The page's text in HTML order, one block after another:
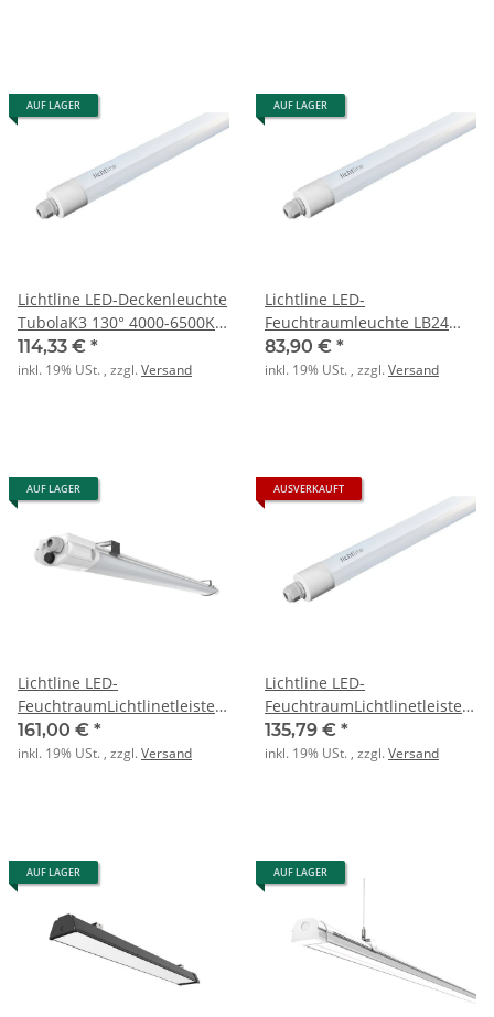
AUF LAGER
Lichtline LED-Deckenleuchte
TubolaK3 130° 4000-6500K
45W 7000lm IP65
114,33 € *
inkl. 19% USt. , zzgl.Versand
AUF LAGER
Lichtline LED-
Feuchtraumleuchte LB24
Tubola 1200 K3 IP65 25W
3500lm 4-65K ws
83,90 € *
inkl. 19% USt. , zzgl.Versand
AUF LAGER
Lichtline LED-
FeuchtraumLichtlinetleiste
LB22 HighLUX faro X3/1500
46W 7000lm IP65
161,00 € *
inkl. 19% USt. , zzgl.Versand
AUSVERKAUFT
Lichtline LED-
FeuchtraumLichtlinetleiste
LB22 HighLUX faro X3/800
23W 3500lm IP65
135,79 € *
inkl. 19% USt. , zzgl.Versand
AUF LAGER AUF LAGER